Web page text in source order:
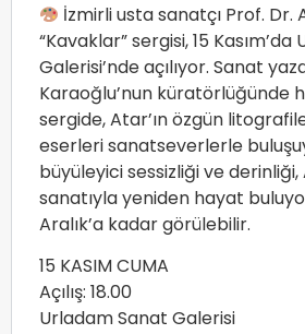
İzmirli usta sanatçı Prof. Dr.
“Kavaklar” sergisi, 15
Galerisi’nde açılıyor. Sanat
Karaoğlu’nun küratörlüğünde
sergide, Atar’ın özgün
eserleri sanatseverlerle
büyüleyici sessizliği ve derinliği,
sanatıyla yeniden hayat
Aralık’a kadar görülebilir.
15 KASIM CUMA
Açılış: 18.00
Urladam Sanat Galerisi